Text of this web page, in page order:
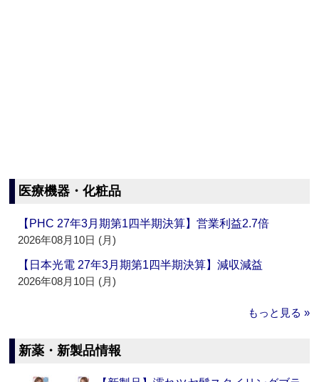
医療機器・化粧品
【PHC 27年3月期第1四半期決算】営業利益2.7倍
2026年08月10日 (月)
【日本光電 27年3月期第1四半期決算】減収減益
2026年08月10日 (月)
もっと見る »
新薬・新製品情報